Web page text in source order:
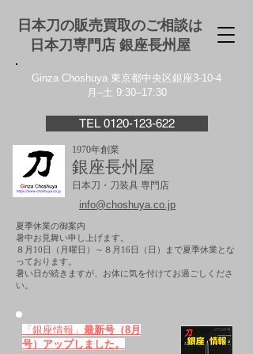
日本刀の販売買取のご相談は
日本刀専門店 銀座⻑州屋
Ginza Choshuya 東京都中央区銀座3-10-4
月–土 9:30–17:30
TEL 0120-123-622
1970年創業
銀座長州屋
日本刀・刀装具 専門店
info@choshuya.co.jp
夏季休業の御案内
暑中お見舞い申し上げます。
８月10日（月曜日）～８月16日（日）まで夏季休業とな
っております。
​暑い日が続きますが、お体に気を付けてお過ごしくださ
い。
「銀座情報」 最新号（8月
号）アップしました。